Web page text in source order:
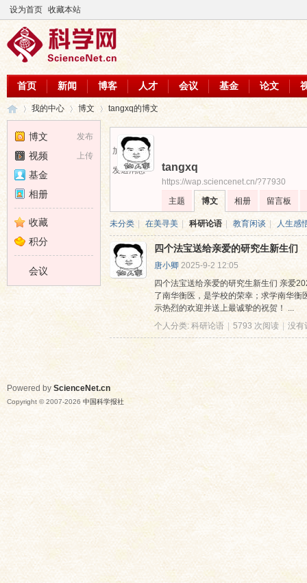
设为首页 收藏本站
首页 新闻 博客 人才 会议 基金 论文
›
我的中心 博文 tangxq的博文
加为好友
发送消息
tangxq
https://wap.sciencenet.cn/?77930
主题
博文 相册 留言板
未分类 在美寻美 科研论语 教育闲谈 人生感
四个法宝送给亲爱的研究生新生们
唐小卿 2025-9-2 12:05
四个法宝送给亲爱的研究生新生们 亲爱
了南华衡医，是学校的荣幸；求学南华
示热烈的欢迎并送上最诚挚的祝贺！ ...
个人分类: 科研论语 5793 次阅读 没有
发布
博文
上传
视频
基金
相册
收藏
积分
会议
Powered by ScienceNet.cn
Copyright © 2007-2026 中国科学报社